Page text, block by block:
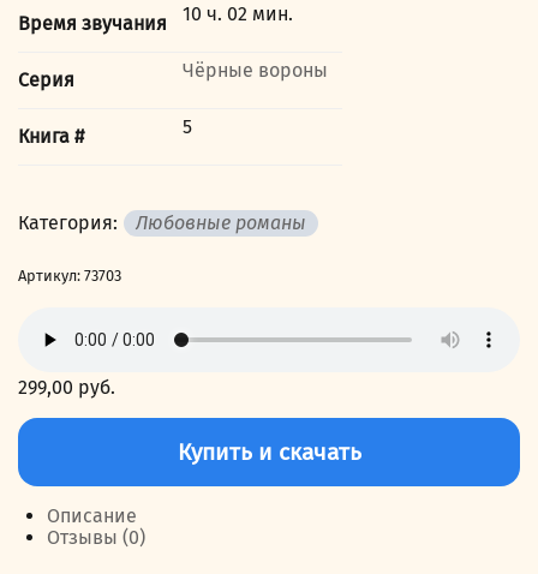
Время звучания 10 ч. 02 мин.
Серия Чёрные вороны
Книга # 5
Категория: Любовные романы
Артикул: 73703
299,00 руб.
Количество
Чёрные
вороны.
Книга
5.
Купить и скачать
Описание
Отзывы (0)